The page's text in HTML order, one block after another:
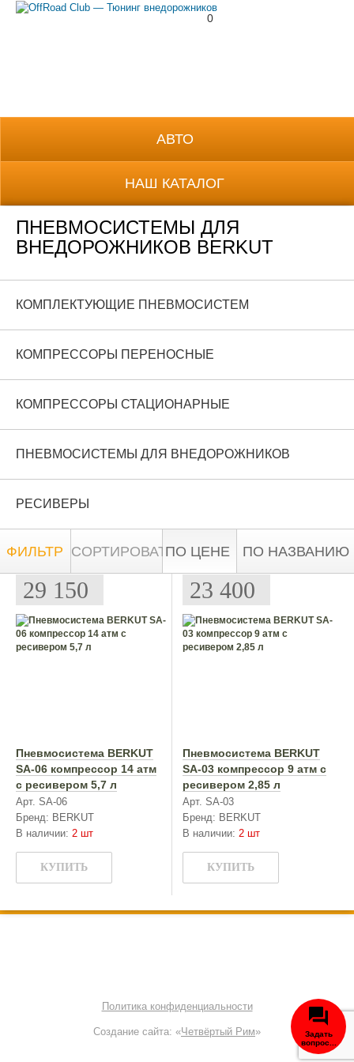
0
АВТО
НАШ КАТАЛОГ
ПНЕВМОСИСТЕМЫ ДЛЯ
ВНЕДОРОЖНИКОВ BERKUT
КОМПЛЕКТУЮЩИЕ ПНЕВМОСИСТЕМ
КОМПРЕССОРЫ ПЕРЕНОСНЫЕ
КОМПРЕССОРЫ СТАЦИОНАРНЫЕ
ПНЕВМОСИСТЕМЫ ДЛЯ ВНЕДОРОЖНИКОВ
РЕСИВЕРЫ
ФИЛЬТР СОРТИРОВАТЬ:ПО ЦЕНЕ ПО НАЗВАНИЮ
29 150
Пневмосистема BERKUT
SA-06 компрессор 14 атм
с ресивером 5,7 л
Арт. SA-06
Бренд: BERKUT
В наличии: 2 шт
КУПИТЬ
23 400
Пневмосистема BERKUT
SA-03 компрессор 9 атм с
ресивером 2,85 л
Арт. SA-03
Бренд: BERKUT
В наличии: 2 шт
КУПИТЬ
Политика конфиденциальности
Создание сайта: «Четвёртый Рим»
Задать
вопрос...